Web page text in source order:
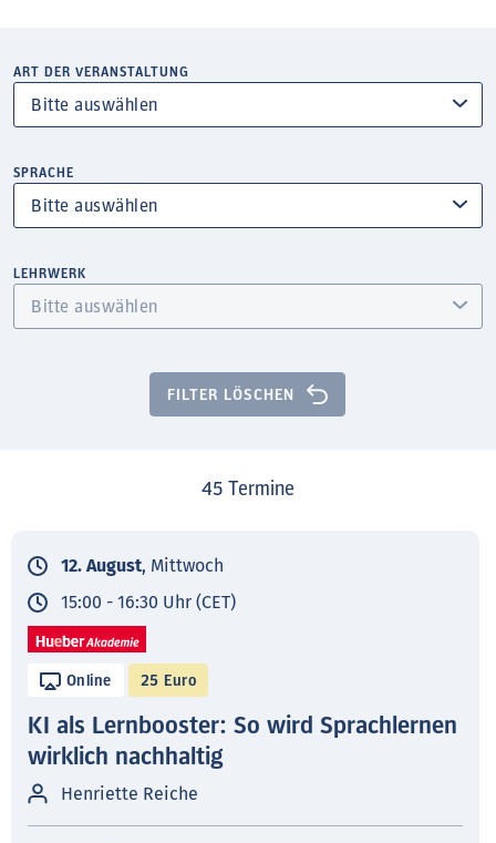
ART DER VERANSTALTUNG
SPRACHE
LEHRWERK
FILTER LÖSCHEN
45 Termine
12. August, Mittwoch
15:00 - 16:30 Uhr (CET)
Online 25 Euro
KI als Lernbooster: So wird Sprachlernen
wirklich nachhaltig
Henriette Reiche